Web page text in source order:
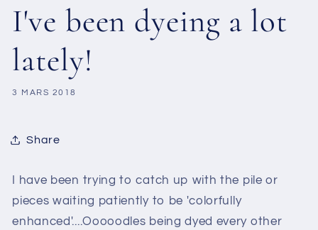
I've been dyeing a lot
lately!
3 MARS 2018
Share
I have been trying to catch up with the pile or
pieces waiting patiently to be 'colorfully
enhanced'....Ooooodles being dyed every other